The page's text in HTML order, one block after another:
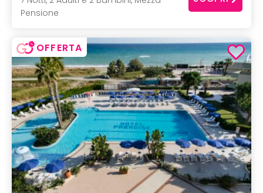
Pensione
OFFERTA